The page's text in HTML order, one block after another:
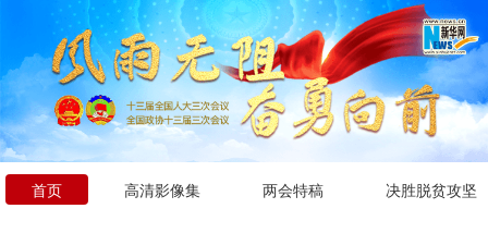
首页 高清影像集 两会特稿 决胜脱贫攻坚